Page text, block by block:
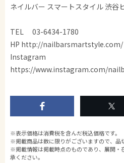
ネイルバー スマートスタイル 渋谷
TEL 03-6434-1780
HP http://nailbarsmartstyle.com/
Instagram
https://www.instagram.com/
※表示価格は消費税を含んだ税込価格です。
※掲載商品は数に限りがございますので、品
※掲載情報は掲載時点のものであり、展開・
承ください。